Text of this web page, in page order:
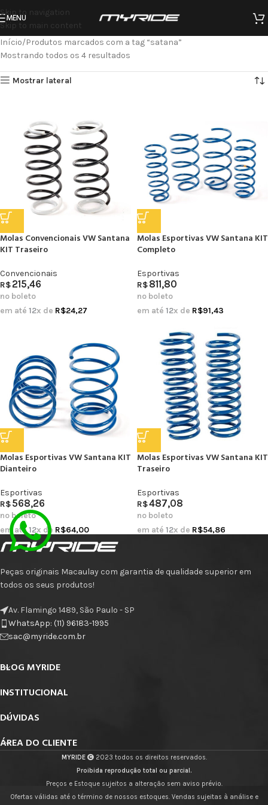
Skip to navigation
Skip to main content
MENU
Início Produtos marcados com a tag “satana”
Mostrando todos os 4 resultados
Mostrar lateral
Molas Convencionais VW Santana
KIT Traseiro
Convencionais
R$215,46
no boleto
em até 12x de R$24,27
Molas Esportivas VW Santana KIT
Completo
Esportivas
R$811,80
no boleto
em até 12x de R$91,43
Molas Esportivas VW Santana KIT
Dianteiro
Esportivas
R$568,26
no boleto
em até12x de R$64,00
Molas Esportivas VW Santana KIT
Traseiro
Esportivas
R$487,08
no boleto
em até 12x de R$54,86
Peças originais Macaulay com garantia de qualidade superior em
todos os seus produtos!
Av. Flamingo 1489, São Paulo - SP
WhatsApp: (11) 96183-1995
sac@myride.com.br
BLOG MYRIDE
INSTITUCIONAL
DÚVIDAS
ÁREA DO CLIENTE
MYRIDE
2023 todos os direitos reservados.
Proibida reprodução total ou parcial.
Preços e Estoque sujeitos a alteração sem aviso prévio.
Ofertas válidas até o término de nossos estoques. Vendas sujeitas à análise e